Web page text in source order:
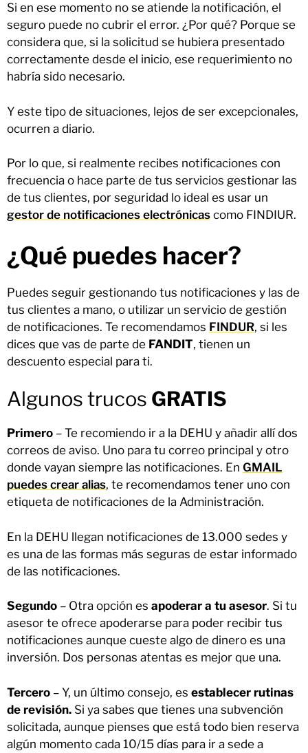
Si en ese momento no se atiende la notificación, el
seguro puede no cubrir el error. ¿Por qué? Porque se
considera que, si la solicitud se hubiera presentado
correctamente desde el inicio, ese requerimiento no
habría sido necesario.
Y este tipo de situaciones, lejos de ser excepcionales,
ocurren a diario.
Por lo que, si realmente recibes notificaciones con
frecuencia o hace parte de tus servicios gestionar las
de tus clientes, por seguridad lo ideal es usar un
gestor de notificaciones electrónicas como FINDIUR.
¿Qué puedes hacer?
Puedes seguir gestionando tus notificaciones y las de
tus clientes a mano, o utilizar un servicio de gestión
de notificaciones. Te recomendamos FINDUR, si les
dices que vas de parte de FANDIT, tienen un
descuento especial para ti.
Algunos trucos GRATIS
Primero – Te recomiendo ir a la DEHU y añadir allí dos
correos de aviso. Uno para tu correo principal y otro
donde vayan siempre las notificaciones. En GMAIL
puedes crear alias, te recomendamos tener uno con
etiqueta de notificaciones de la Administración.
En la DEHU llegan notificaciones de 13.000 sedes y
es una de las formas más seguras de estar informado
de las notificaciones.
Segundo – Otra opción es apoderar a tu asesor. Si tu
asesor te ofrece apoderarse para poder recibir tus
notificaciones aunque cueste algo de dinero es una
inversión. Dos personas atentas es mejor que una.
Tercero – Y, un último consejo, es establecer rutinas
de revisión. Si ya sabes que tienes una subvención
solicitada, aunque pienses que está todo bien reserva
algún momento cada 10/15 días para ir a sede a